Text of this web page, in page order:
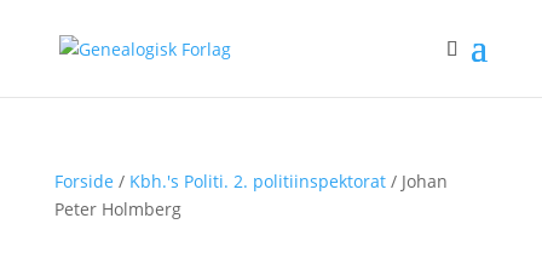
Forside / Kbh.'s Politi. 2. politiinspektorat/ Johan
Peter Holmberg